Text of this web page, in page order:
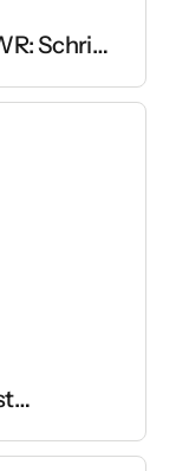
Schritt